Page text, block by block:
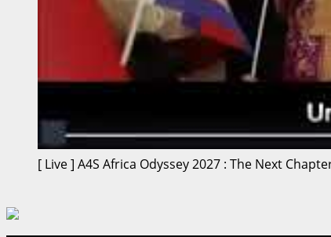
[ Live ] A4S Africa Odyssey 2027 : The Next